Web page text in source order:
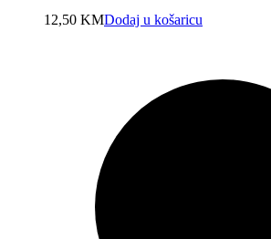
12,50 KMDodaj u košaricu